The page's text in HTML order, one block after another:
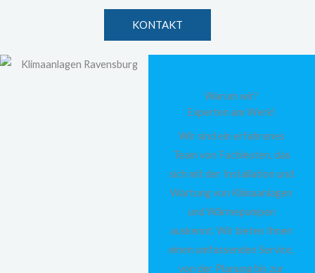
KONTAKT
Warum wir?
Experten am Werk!
Wir sind ein erfahrenes
Team von Fachleuten, das
sich mit der Installation und
Wartung von Klimaanlagen
und Wärmepumpen
auskennt. Wir bieten Ihnen
einen umfassenden Service,
von der Planung bis zur